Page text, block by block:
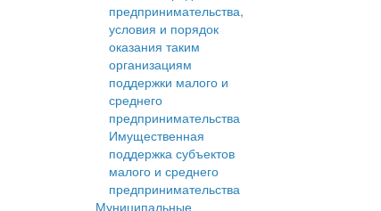
предпринимательства,
условия и порядок
оказания таким
организациям
поддержки малого и
среднего
предпринимательства
Имущественная
поддержка субъектов
малого и среднего
предпринимательства
Муниципальные